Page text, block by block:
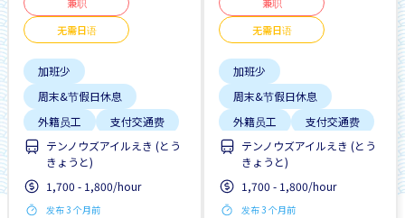
兼职
无需日语
加班少
周末&节假日休息
外籍员工
支付交通费
无日本语要求
无经验要求
男性首选
テンノウズアイルえき (とう
きょうと)
1,700 - 1,800/hour
发布 3 个月前
兼职
无需日语
加班少
周末&节假日休息
外籍员工
支付交通费
无日本语要求
无经验要求
男性首选
テンノウズアイルえき (とう
きょうと)
1,700 - 1,800/hour
发布 3 个月前